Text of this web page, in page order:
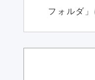
フォルダ